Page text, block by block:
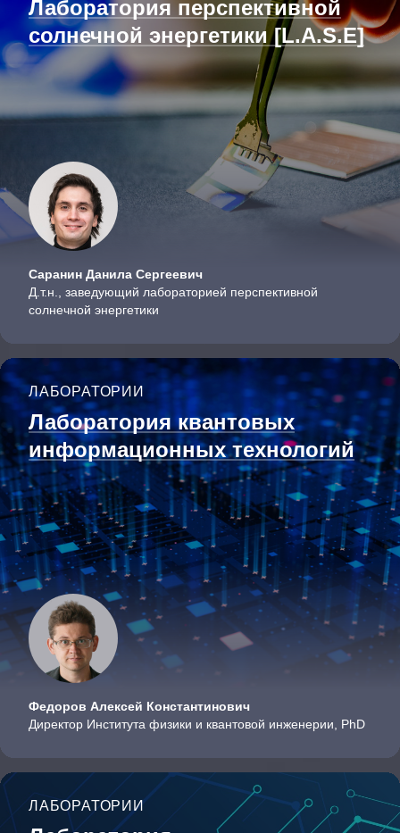
Лаборатория перспективной
солнечной энергетики [L.A.S.E]
Саранин Данила Сергеевич
Д.т.н., заведующий лабораторией перспективной
солнечной энергетики
ЛАБОРАТОРИИ
Лаборатория квантовых
информационных технологий
Федоров Алексей Константинович
Директор Института физики и квантовой инженерии, PhD
ЛАБОРАТОРИИ